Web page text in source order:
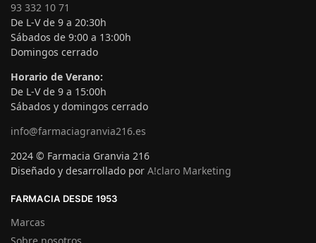
93 332 10 71
De L-V de 9 a 20:30h
Sábados de 9:00 a 13:00h
Domingos cerrado
Horario de Verano:
De L-V de 9 a 15:00h
Sábados y domingos cerrado
info@farmaciagranvia216.es
2024 © Farmacia Granvia 216
Diseñado y desarrollado por A!claro Marketing
FARMACIA DESDE 1953
Marcas